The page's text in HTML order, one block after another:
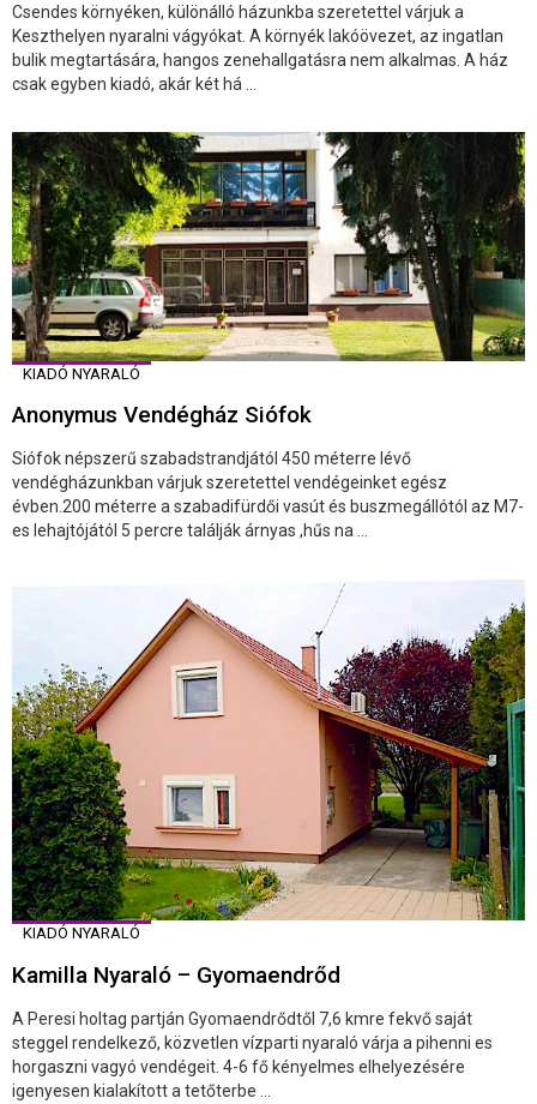
Csendes környéken, különálló házunkba szeretettel várjuk a
Keszthelyen nyaralni vágyókat. A környék lakóövezet, az ingatlan
bulik megtartására, hangos zenehallgatásra nem alkalmas. A ház
csak egyben kiadó, akár két há ...
KIADÓ NYARALÓ
Anonymus Vendégház Siófok
Siófok népszerű szabadstrandjától 450 méterre lévő
vendégházunkban várjuk szeretettel vendégeinket egész
évben.200 méterre a szabadifürdői vasút és buszmegállótól az M7-
es lehajtójától 5 percre találják árnyas ,hűs na ...
KIADÓ NYARALÓ
Kamilla Nyaraló – Gyomaendrőd
A Peresi holtag partján Gyomaendrődtől 7,6 kmre fekvő saját
steggel rendelkező, közvetlen vízparti nyaraló várja a pihenni es
horgaszni vagyó vendégeit. 4-6 fő kényelmes elhelyezésére
igenyesen kialakított a tetőterbe ...